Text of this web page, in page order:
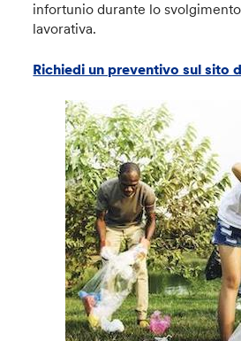
infortunio durante lo
lavorativa.
Richiedi un preventivo sul sito